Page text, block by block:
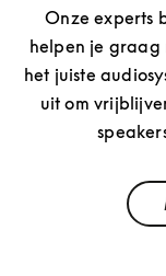
Onze experts
helpen je graag
het juiste
uit om